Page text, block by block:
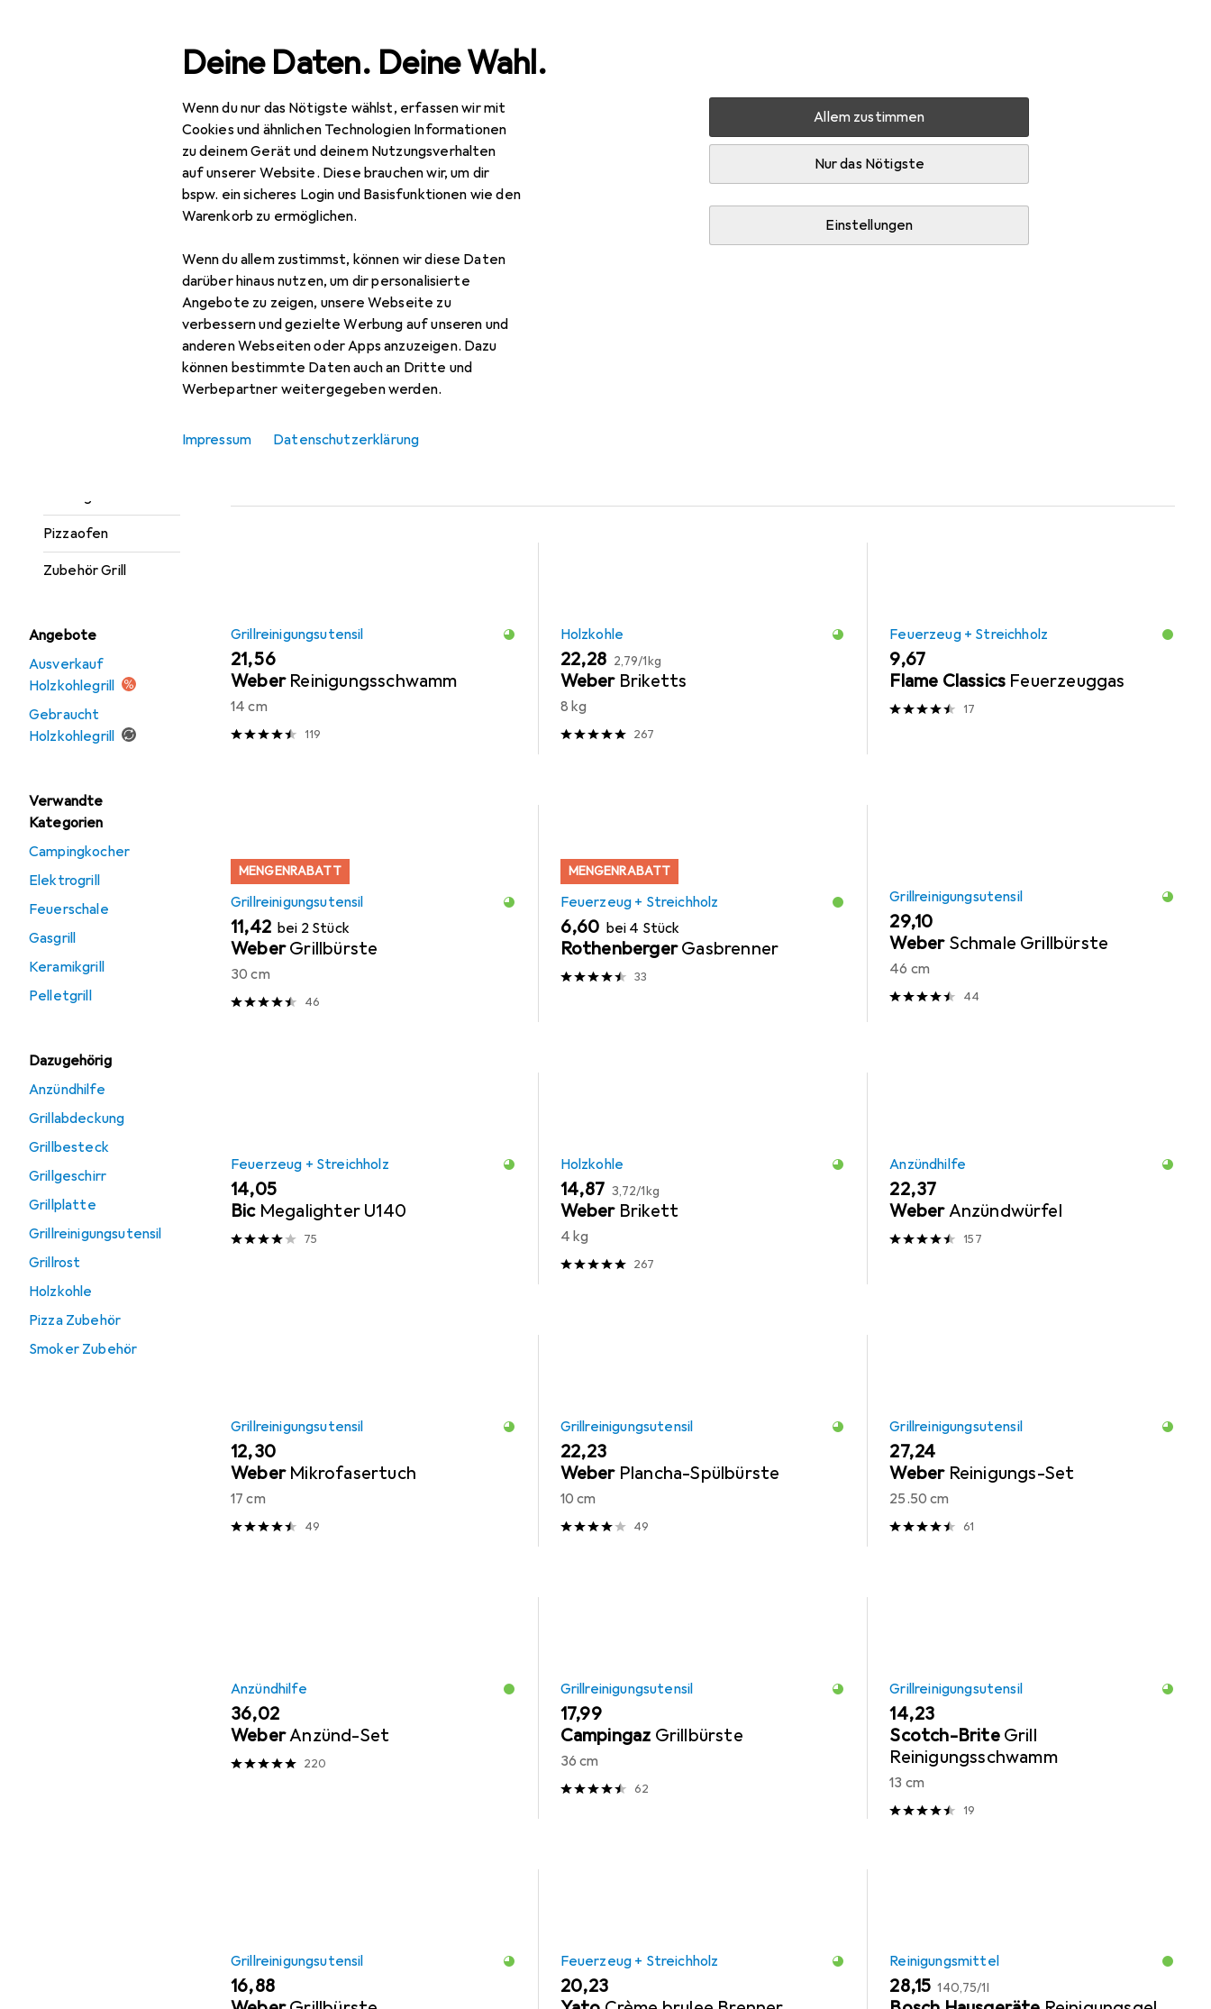
Deine Daten. Deine Wahl.
Wenn du nur das Nötigste wählst, erfassen wir mit
Cookies und ähnlichen Technologien Informationen
zu deinem Gerät und deinem Nutzungsverhalten
auf unserer Website. Diese brauchen wir, um dir
bspw. ein sicheres Login und Basisfunktionen wie den
Warenkorb zu ermöglichen.
Wenn du allem zustimmst, können wir diese Daten
darüber hinaus nutzen, um dir personalisierte
Angebote zu zeigen, unsere Webseite zu
verbessern und gezielte Werbung auf unseren und
anderen Webseiten oder Apps anzuzeigen. Dazu
können bestimmte Daten auch an Dritte und
Werbepartner weitergegeben werden.
Allem zustimmen
Nur das Nötigste
Einstellungen
Impressum Datenschutzerklärung
Navigation nach Kategorien
Pelletgrill
Pizzaofen
Zubehör Grill
Angebote
Ausverkauf
Holzkohlegrill
Gebraucht
Holzkohlegrill
Verwandte
Kategorien
Campingkocher
Elektrogrill
Feuerschale
Gasgrill
Keramikgrill
Pelletgrill
Dazugehörig
Anzündhilfe
Grillabdeckung
Grillbesteck
Grillgeschirr
Grillplatte
Grillreinigungsutensil
Grillrost
Holzkohle
Pizza Zubehör
Smoker Zubehör
Gesamtsortiment Baumarkt + Garten LotusGrill XL mit USB Zubehör
EUR
285,57
LotusGrillXL mit USB
Zubehör für LotusGrill XL mit USB
Hier findest du passendes Zubehör zum Produkt LotusGrill XL mit USB aus den Kategorien Grillreinigungsutensil, Holzkohle und Feuerzeug +
Streichholz.
Grillreinigungsutensil
Grillreinigungsutensil
EUR
21,56
Weber Reinigungsschwamm
14 cm
119
Holzkohle
EUR
22,28 EUR
2,79/1kg
Weber Briketts
8 kg
267
Feuerzeug + Streichholz
EUR
9,67
Flame Classics Feuerzeuggas
17
MENGENRABATT
Grillreinigungsutensil
EUR
11,42 bei 2 Stück
Weber Grillbürste
30 cm
46
MENGENRABATT
Feuerzeug + Streichholz
EUR
6,60 bei 4 Stück
RothenbergerGasbrenner
33
Grillreinigungsutensil
EUR
29,10
Weber Schmale Grillbürste
46 cm
44
Feuerzeug + Streichholz
EUR
14,05
Bic Megalighter U140
75
Holzkohle
EUR
14,87 EUR
3,72/1kg
Weber Brikett
4 kg
267
Anzündhilfe
EUR
22,37
WeberAnzündwürfel
157
Grillreinigungsutensil
EUR
12,30
Weber Mikrofasertuch
17 cm
49
Grillreinigungsutensil
EUR
22,23
Weber Plancha-Spülbürste
10 cm
49
Grillreinigungsutensil
EUR
27,24
Weber Reinigungs-Set
25.50 cm
61
Anzündhilfe
EUR
36,02
WeberAnzünd-Set
220
Grillreinigungsutensil
EUR
17,99
Campingaz Grillbürste
36 cm
62
Grillreinigungsutensil
EUR
14,23
Scotch-Brite Grill
Reinigungsschwamm
13 cm
19
Grillreinigungsutensil
EUR
16,88
Feuerzeug + Streichholz
EUR
20,23
Reinigungsmittel
EUR
28,15 EUR
140,75/1l